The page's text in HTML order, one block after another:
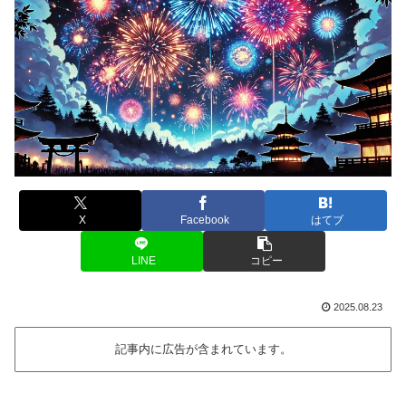
X Facebook はてブ
LINE コピー
2025.08.23
記事内に広告が含まれています。